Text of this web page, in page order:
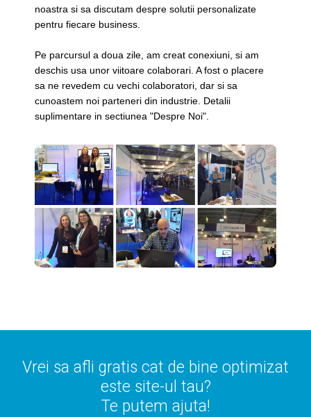
noastra si sa discutam despre solutii personalizate
pentru fiecare business.
Pe parcursul a doua zile, am creat conexiuni, si am
deschis usa unor viitoare colaborari. A fost o placere
sa ne revedem cu vechi colaboratori, dar si sa
cunoastem noi parteneri din industrie. Detalii
suplimentare in sectiunea "Despre Noi".
Vrei sa afli gratis cat de bine optimizat
este site-ul tau?
Te putem ajuta!